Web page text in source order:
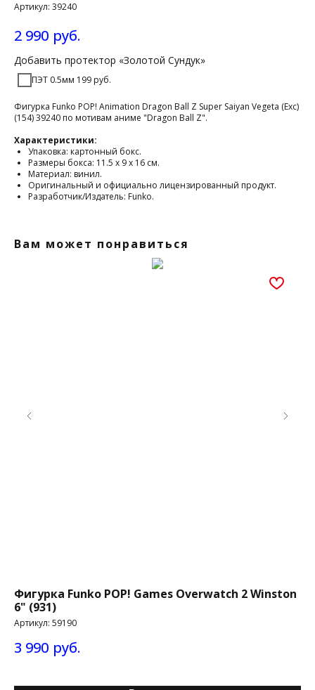
Артикул: 39240
2 990 руб.
Добавить протектор «Золотой Сундук»
ПЭТ 0.5мм 199 руб.
Фигурка Funko POP! Animation Dragon Ball Z Super Saiyan Vegeta (Exc)
(154) 39240 по мотивам аниме "Dragon Ball Z".
Характеристики:
Упаковка: картонный бокс.
Размеры бокса: 11.5 х 9 х 16 см.
Материал: винил.
Оригинальный и официально лицензированный продукт.
Разработчик/Издатель: Funko.
Вам может понравиться
Фигурка Funko POP! Games Overwatch 2 Winston
6" (931)
Артикул: 59190
3 990 руб.